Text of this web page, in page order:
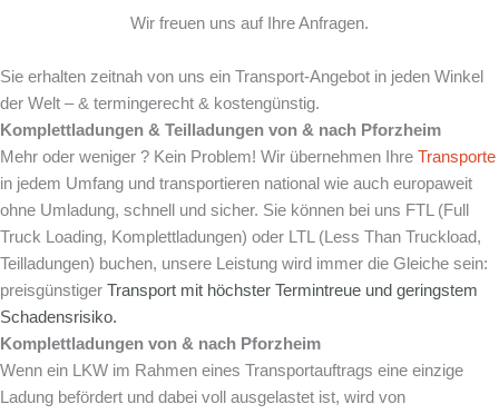
Wir freuen uns auf Ihre Anfragen.
Sie erhalten zeitnah von uns ein Transport-Angebot in jeden Winkel
der Welt – & termingerecht & kostengünstig.
Komplettladungen & Teilladungen von & nach Pforzheim
Mehr oder weniger ? Kein Problem! Wir übernehmen Ihre Transporte
in jedem Umfang und transportieren national wie auch europaweit
ohne Umladung, schnell und sicher. Sie können bei uns FTL (Full
Truck Loading, Komplettladungen) oder LTL (Less Than Truckload,
Teilladungen) buchen, unsere Leistung wird immer die Gleiche sein:
preisgünstiger Transport mit höchster Termintreue und geringstem
Schadensrisiko.
Komplettladungen von & nach Pforzheim
Wenn ein LKW im Rahmen eines Transportauftrags eine einzige
Ladung befördert und dabei voll ausgelastet ist, wird von